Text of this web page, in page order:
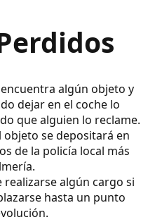
algún objeto y
dejar en el coche lo
que alguien lo reclame.
se depositará en
de la policía local más
realizarse algún cargo si
hasta un punto